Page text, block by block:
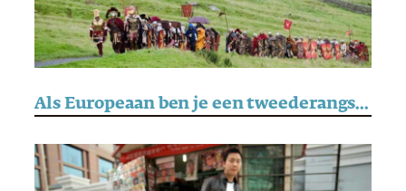
Als Europeaan ben je een tweederangsburger